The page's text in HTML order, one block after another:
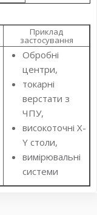
Приклад
застосування
Обробні
центри,
токарні
верстати з
ЧПУ,
високоточні X-
Y столи,
вимірювальні
системи